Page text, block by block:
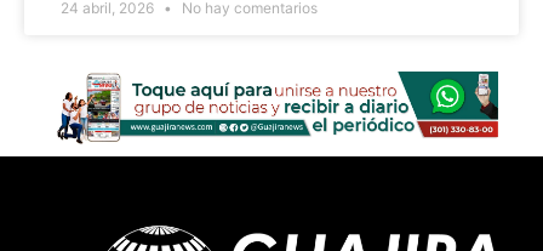
24 abril, 2026 No hay comentarios